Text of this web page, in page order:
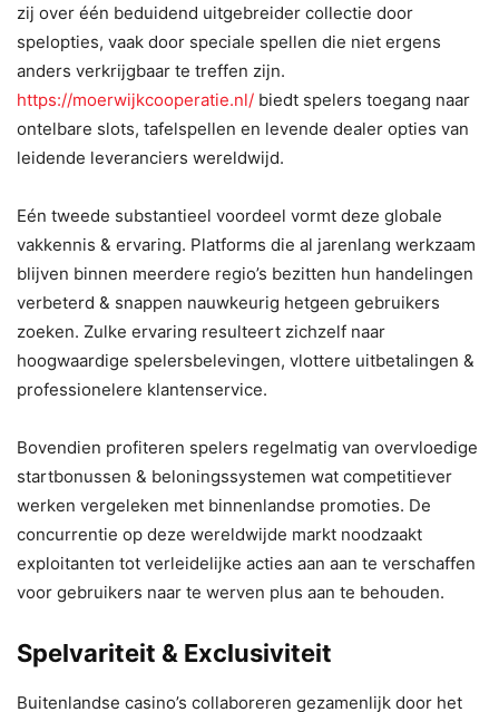
zij over één beduidend uitgebreider collectie door
spelopties, vaak door speciale spellen die niet ergens
anders verkrijgbaar te treffen zijn.
https://moerwijkcooperatie.nl/ biedt spelers toegang naar
ontelbare slots, tafelspellen en levende dealer opties van
leidende leveranciers wereldwijd.
Eén tweede substantieel voordeel vormt deze globale
vakkennis & ervaring. Platforms die al jarenlang werkzaam
blijven binnen meerdere regio’s bezitten hun handelingen
verbeterd & snappen nauwkeurig hetgeen gebruikers
zoeken. Zulke ervaring resulteert zichzelf naar
hoogwaardige spelersbelevingen, vlottere uitbetalingen &
professionelere klantenservice.
Bovendien profiteren spelers regelmatig van overvloedige
startbonussen & beloningssystemen wat competitiever
werken vergeleken met binnenlandse promoties. De
concurrentie op deze wereldwijde markt noodzaakt
exploitanten tot verleidelijke acties aan aan te verschaffen
voor gebruikers naar te werven plus aan te behouden.
Spelvariteit & Exclusiviteit
Buitenlandse casino’s collaboreren gezamenlijk door het